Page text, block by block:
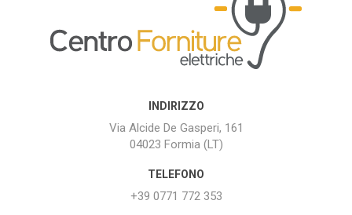
INDIRIZZO
Via Alcide De Gasperi, 161
04023 Formia (LT)
TELEFONO
+39 0771 772 353